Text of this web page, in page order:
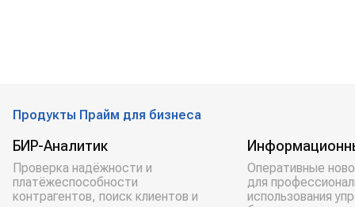
Продукты Прайм для бизнеса
БИР-Аналитик
Проверка надёжности и
платёжеспособности
контрагентов, поиск клиентов и
Оперативные
для
использования